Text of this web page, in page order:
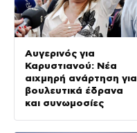
Αυγερινός για
Καρυστιανού: Νέα
αιχμηρή ανάρτηση για
βουλευτικά έδρανα
και συνωμοσίες